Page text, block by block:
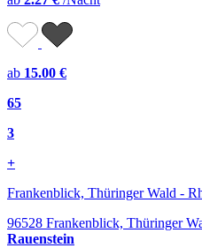
ab 15.00 €
65
3
+
Frankenblick, Thüringer Wald -
96528 Frankenblick, Thüringer
Rauenstein